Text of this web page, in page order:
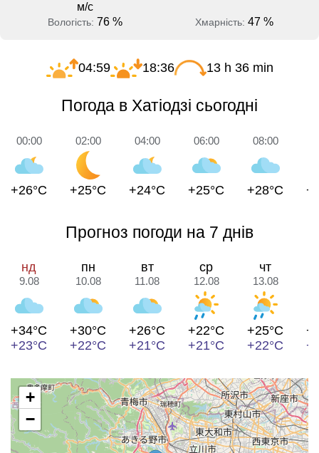
м/с
Вологість: 76 % Хмарність: 47 %
04:59 18:36 13 h 36 min
Погода в Хатіодзі сьогодні
00:00
+26°C
02:00
+25°C
04:00
+24°C
06:00
+25°C
08:00
+28°C
Прогноз погоди на 7 днів
нд
9.08
+34°C
+23°C
пн
10.08
+30°C
+22°C
вт
11.08
+26°C
+21°C
ср
12.08
+22°C
+21°C
чт
13.08
+25°C
+22°C
+
−